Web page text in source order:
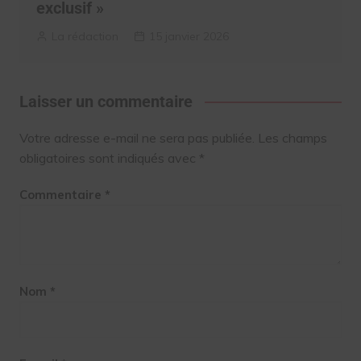
exclusif »
Laisser un commentaire
Votre adresse e-mail ne sera pas publiée. Les champs
obligatoires sont indiqués avec *
Commentaire *
Nom *